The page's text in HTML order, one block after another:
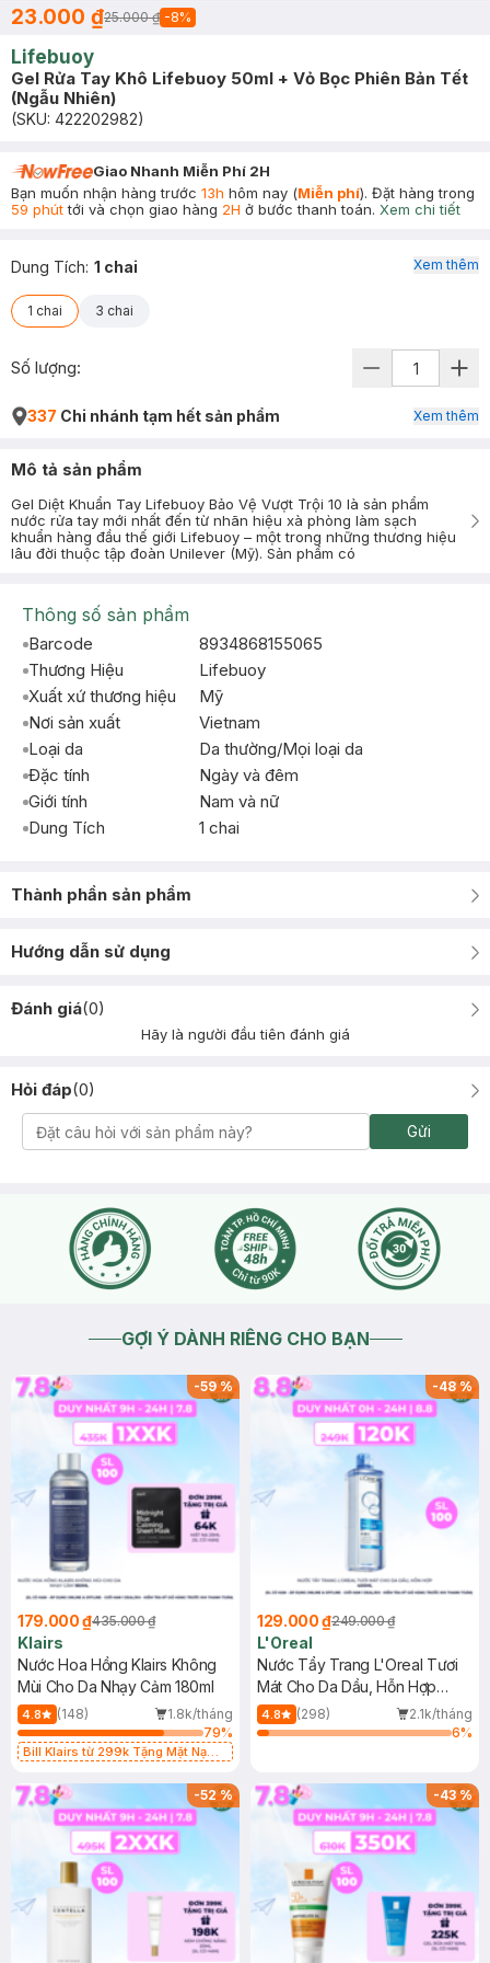
23.000 ₫25.000 ₫ -8%
Lifebuoy
Gel Rửa Tay Khô Lifebuoy 50ml + Vỏ Bọc Phiên Bản Tết
(Ngẫu Nhiên)
(SKU: 422202982)
Giao Nhanh Miễn Phí 2H
Bạn muốn nhận hàng trước 13h hôm nay (Miễn phí). Đặt hàng trong
59 phúttới và chọn giao hàng 2H ở bước thanh toán. Xem chi tiết
Dung Tích: 1 chai
1 chai 3 chai
Xem thêm
Số lượng:
337 Chi nhánh tạm hết sản phẩm Xem thêm
Mô tả sản phẩm
Gel Diệt Khuẩn Tay Lifebuoy Bảo Vệ Vượt Trội 10 là sản phẩm
nước rửa tay mới nhất đến từ nhãn hiệu xà phòng làm sạch
khuẩn hàng đầu thế giới Lifebuoy – một trong những thương hiệu
lâu đời thuộc tập đoàn Unilever (Mỹ). Sản phẩm có
Thông số sản phẩm
Barcode
8934868155065
Thương Hiệu
Lifebuoy
Xuất xứ thương hiệu
Mỹ
Nơi sản xuất
Vietnam
Loại da
Da thường/Mọi loại da
Đặc tính
Ngày và đêm
Giới tính
Nam và nữ
Dung Tích
1 chai
Thành phần sản phẩm
Hướng dẫn sử dụng
Đánh giá(0)
Hãy là người đầu tiên đánh giá
Hỏi đáp(0)
Gửi
GỢI Ý DÀNH RIÊNG CHO BẠN
-59%
179.000 ₫435.000 ₫
Klairs
Nước Hoa Hồng Klairs Không
Mùi Cho Da Nhạy Cảm 180ml
4.8 (148)
1.8k/tháng
79%
Bill Klairs từ 299k Tặng Mặt Nạ
25ml (SL Có Hạn)
-48%
129.000 ₫249.000 ₫
L'Oreal
Nước Tẩy Trang L'Oreal Tươi
Mát Cho Da Dầu, Hỗn Hợp
400ml
4.8 (298)
2.1k/tháng
6%
-52% -43%